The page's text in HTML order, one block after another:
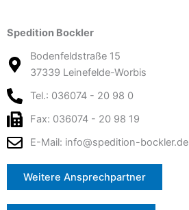
Spedition Bockler
Bodenfeldstraße 15
37339 Leinefelde-Worbis
Tel.: 036074 - 20 98 0
Fax: 036074 - 20 98 19
E-Mail: info@spedition-bockler.de
Weitere Ansprechpartner